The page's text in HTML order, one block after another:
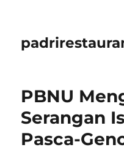
PBNU
Serangan
Pasca-